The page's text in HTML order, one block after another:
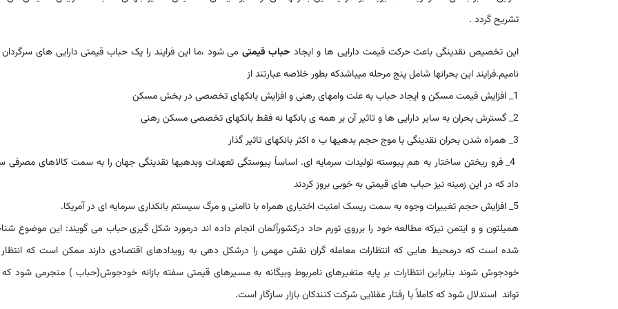
تشریح گردد .
این تخصیص نقدینگی باعث حرکت قیمت دارایی ها و ایجاد حباب قیمتیمی شود ،ما این فرایند را یک حباب قیمتی دارایی های
نامیم.فرایند این بحرانها شامل پنج مرحله میباشدکه بطور خلاصه عبارتند از
1_ افزایش قیمت مسکن و ایجاد حباب به علت وامهای رهنی و افزایش بانکهای تخصصی در بخش مسکن
2_ گسترش بحران به سایر دارایی ها و تاثیر آن بر همه ی بانکها نه فقط بانکهای تخصصی مسکن رهنی
3_ همراه شدن بحران نقدینگی با موج حجم بدهیها ب ه اکثر بانکهای تاثیر گذار
4_ فرو ریختن ساختار به هم پیوسته تولیدات سرمایه ای. اساساً پیوستگی تعهدات وبدهیها نقدینگی جهان را به سمت کالاهای مصرفی
داد که در این زمینه نیز حباب های قیمتی به خوبی بروز کردند
5_ افزایش حجم تغییرات وجوه به سمت ریسک امنیت اختیاری همراه با ناامنی و مرگ سیستم بانکداری سرمایه ای در آمریکا.
همیلتون و و ایتمن نیزکه مطالعه خود را برروی تورم حاد درکشورآلمان انجام داده اند درمورد شکل گیری حباب می گویند: این موضوع
شده است که درمحیط هایی که انتظارات معامله گران نقش مهمی را درشکل دهی به رویدادهای اقتصادی دارند ممکن است که
خودجوش شوند بنابراین انتظارات بر پایه متغیرهای نامربوط وبیگانه به مسیرهای قیمتی سفته بازانه خودجوش(حباب ) منجرمی شود
تواند استدلال شود که کاملاً با رفتار عقلایی شرکت کنندکان بازار سازگار است.